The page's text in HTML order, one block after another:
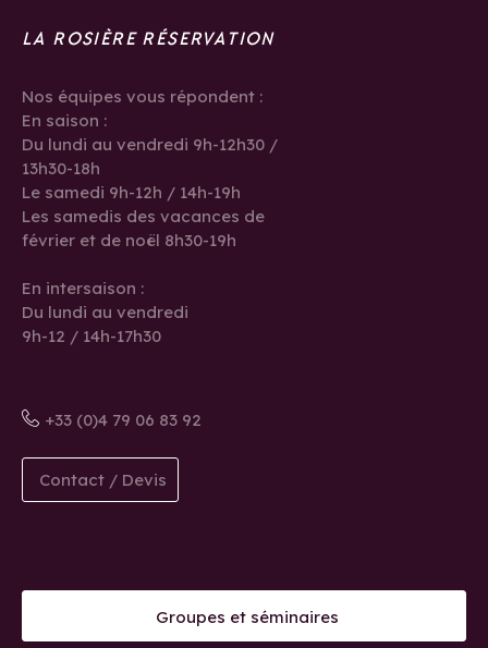
LA ROSIÈRE RÉSERVATION
Nos équipes vous répondent :
En saison :
Du lundi au vendredi 9h-12h30 /
13h30-18h
Le samedi 9h-12h / 14h-19h
Les samedis des vacances de
février et de noël 8h30-19h
En intersaison :
Du lundi au vendredi
9h-12 / 14h-17h30
+33 (0)4 79 06 83 92
Contact / Devis
Groupes et séminaires